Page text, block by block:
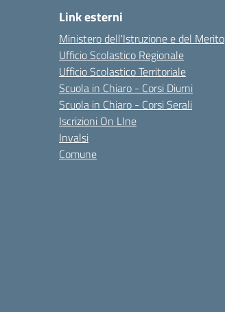
Link esterni
Ministero dell'Istruzione e del Merito
Ufficio Scolastico Regionale
Ufficio Scolastico Territoriale
Scuola in Chiaro - Corsi Diurni
Scuola in Chiaro - Corsi Serali
Iscrizioni On LIne
Invalsi
Comune